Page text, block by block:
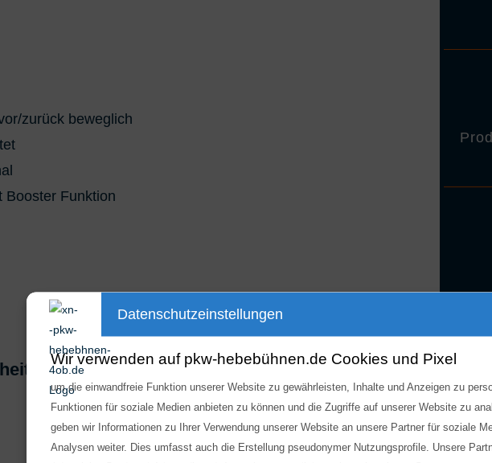
zurück beweglich
Booster Funktion
Datenschutzeinstellungen
Wir verwenden auf pkw-hebebühnen.de Cookies und Pixel
um die einwandfreie Funktion unserer Website zu gewährleisten, Inhalte und Anzeigen zu
Funktionen für soziale Medien anbieten zu können und die Zugriffe auf unserer Website zu
geben wir Informationen zu Ihrer Verwendung unserer Website an unsere Partner für soziale
Analysen weiter. Dies umfasst auch die Erstellung pseudonymer Nutzungsprofile. Unsere